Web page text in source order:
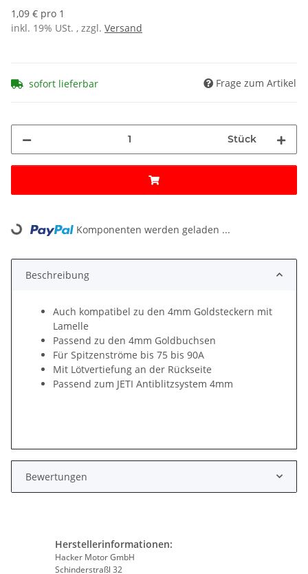
1,09 € pro 1
inkl. 19% USt. , zzgl. Versand
sofort lieferbar Frage zum Artikel
Stück
Loading... Komponenten werden geladen ...
Beschreibung
Auch kompatibel zu den 4mm Goldsteckern mit
Lamelle
Passend zu den 4mm Goldbuchsen
Für Spitzenströme bis 75 bis 90A
Mit Lötvertiefung an der Rückseite
Passend zum JETI Antiblitzsystem 4mm
Bewertungen
Herstellerinformationen:
Hacker Motor GmbH
Schinderstraßl 32